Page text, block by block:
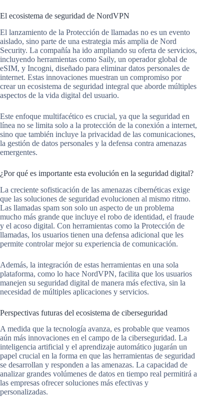
El ecosistema de seguridad de NordVPN
El lanzamiento de la Protección de llamadas no es un evento
aislado, sino parte de una estrategia más amplia de Nord
Security. La compañía ha ido ampliando su oferta de servicios,
incluyendo herramientas como Saily, un operador global de
eSIM, y Incogni, diseñado para eliminar datos personales de
internet. Estas innovaciones muestran un compromiso por
crear un ecosistema de seguridad integral que aborde múltiples
aspectos de la vida digital del usuario.
Este enfoque multifacético es crucial, ya que la seguridad en
línea no se limita solo a la protección de la conexión a internet,
sino que también incluye la privacidad de las comunicaciones,
la gestión de datos personales y la defensa contra amenazas
emergentes.
¿Por qué es importante esta evolución en la seguridad digital?
La creciente sofisticación de las amenazas cibernéticas exige
que las soluciones de seguridad evolucionen al mismo ritmo.
Las llamadas spam son solo un aspecto de un problema
mucho más grande que incluye el robo de identidad, el fraude
y el acoso digital. Con herramientas como la Protección de
llamadas, los usuarios tienen una defensa adicional que les
permite controlar mejor su experiencia de comunicación.
Además, la integración de estas herramientas en una sola
plataforma, como lo hace NordVPN, facilita que los usuarios
manejen su seguridad digital de manera más efectiva, sin la
necesidad de múltiples aplicaciones y servicios.
Perspectivas futuras del ecosistema de ciberseguridad
A medida que la tecnología avanza, es probable que veamos
aún más innovaciones en el campo de la ciberseguridad. La
inteligencia artificial y el aprendizaje automático jugarán un
papel crucial en la forma en que las herramientas de seguridad
se desarrollan y responden a las amenazas. La capacidad de
analizar grandes volúmenes de datos en tiempo real permitirá a
las empresas ofrecer soluciones más efectivas y
personalizadas.